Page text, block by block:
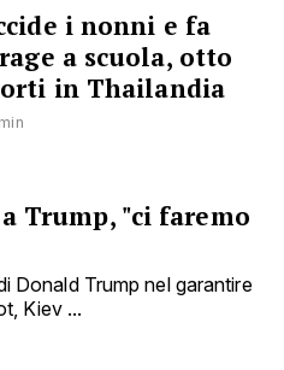
i nonni e fa
a scuola, otto
in Thailandia
Trump, "ci faremo
Donald Trump nel garantire
Kiev ...